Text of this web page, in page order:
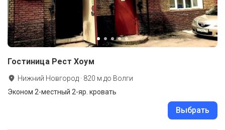
Гостиница Рест Хоум
Нижний Новгород · 820 м до Волги
Эконом 2-местный 2-яр. кровать
Выбрать